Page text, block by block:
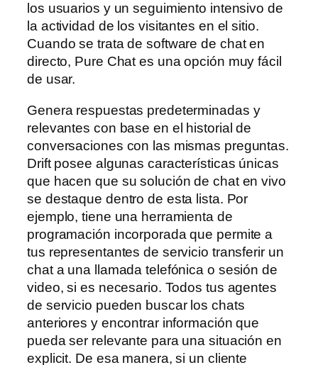
los usuarios y un seguimiento intensivo de
la actividad de los visitantes en el sitio.
Cuando se trata de software de chat en
directo, Pure Chat es una opción muy fácil
de usar.
Genera respuestas predeterminadas y
relevantes con base en el historial de
conversaciones con las mismas preguntas.
Drift posee algunas características únicas
que hacen que su solución de chat en vivo
se destaque dentro de esta lista. Por
ejemplo, tiene una herramienta de
programación incorporada que permite a
tus representantes de servicio transferir un
chat a una llamada telefónica o sesión de
video, si es necesario. Todos tus agentes
de servicio pueden buscar los chats
anteriores y encontrar información que
pueda ser relevante para una situación en
explicit. De esa manera, si un cliente